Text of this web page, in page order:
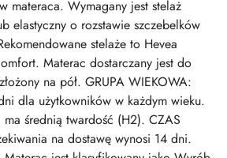
materaca. Wymagany jest stelaż
elastyczny o rozstawie szczebelków
stelaże to Hevea
Materac dostarczany jest do
na pół. GRUPA WIEKOWA:
dla użytkowników w każdym wieku.
średnią twardość (H2). CZAS
na dostawę wynosi 14 dni.